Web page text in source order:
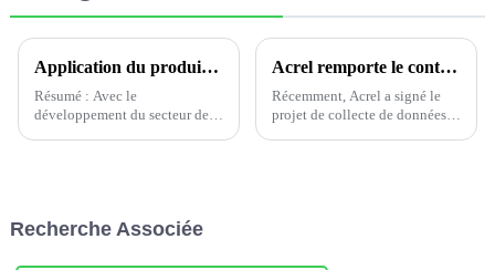
Application du produit de mesure de température sans fil Acrel dans une sous-station aux Pays-Bas
Résumé : Avec le
développement du secteur de
surveillance de la température
Acrel remporte le contrat du projet African Tower
Récemment, Acrel a signé le
projet de collecte de données
Recherche Associée